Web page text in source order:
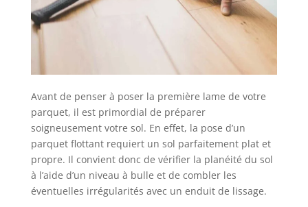
Avant de penser à poser la première lame de votre
parquet, il est primordial de préparer
soigneusement votre sol. En effet, la pose d’un
parquet flottant requiert un sol parfaitement plat et
propre. Il convient donc de vérifier la planéité du sol
à l’aide d’un niveau à bulle et de combler les
éventuelles irrégularités avec un enduit de lissage.